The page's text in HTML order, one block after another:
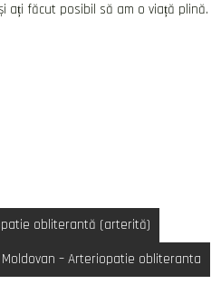
ați făcut posibil să am o viață plină.
obliterantă (arterită)
Moldovan – Arteriopatie obliteranta